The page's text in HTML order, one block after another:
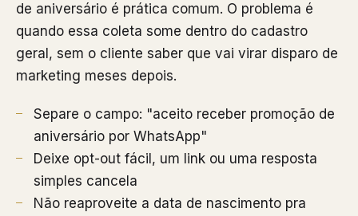
de aniversário é prática comum. O problema é
quando essa coleta some dentro do cadastro
geral, sem o cliente saber que vai virar disparo de
marketing meses depois.
Separe o campo: "aceito receber promoção de
aniversário por WhatsApp"
Deixe opt-out fácil, um link ou uma resposta
simples cancela
Não reaproveite a data de nascimento pra